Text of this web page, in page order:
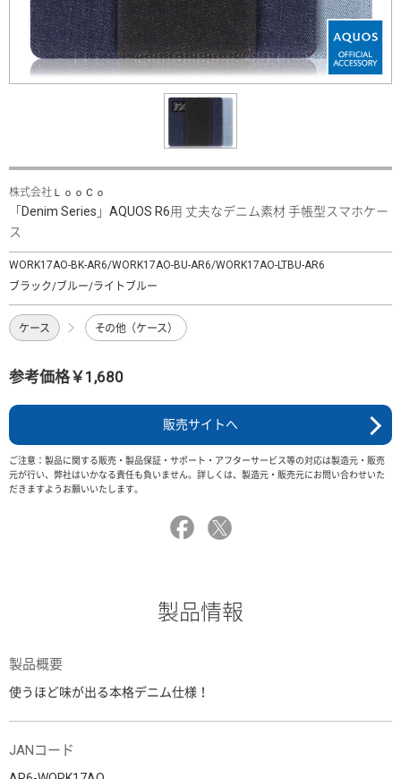
株式会社ＬｏｏＣｏ
「Denim Series」AQUOS R6用 丈夫なデニム素材 手帳型スマホケー
ス
WORK17AO-BK-AR6/WORK17AO-BU-AR6/WORK17AO-LTBU-AR6
ブラック/ブルー/ライトブルー
ケース その他（ケース）
参考価格￥1,680
販売サイトへ
ご注意：製品に関する販売・製品保証・サポート・アフターサービス等の対応は製造元・販売
元が行い、弊社はいかなる責任も負いません。詳しくは、製造元・販売元にお問い合わせいた
だきますようお願いいたします。
製品情報
製品概要
使うほど味が出る本格デニム仕様！
JANコード